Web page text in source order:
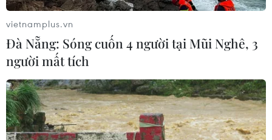
vietnamplus.vn
Đà Nẵng: Sóng cuốn 4 người tại Mũi Nghê, 3
người mất tích